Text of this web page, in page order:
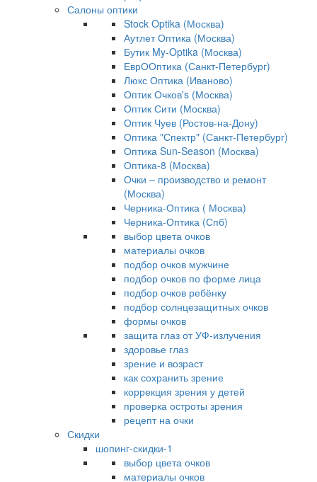
Салоны оптики
Stock Optika (Москва)
Аутлет Оптика (Москва)
Бутик My-Optika (Москва)
ЕврООптика (Санкт-Петербург)
Люкс Оптика (Иваново)
Оптик Очков's (Москва)
Оптик Сити (Москва)
Оптик Чуев (Ростов-на-Дону)
Оптика "Спектр" (Санкт-Петербург)
Оптика Sun-Season (Москва)
Оптика-8 (Москва)
Очки – производство и ремонт
(Москва)
Черника-Оптика ( Москва)
Черника-Оптика (Спб)
выбор цвета очков
материалы очков
подбор очков мужчине
подбор очков по форме лица
подбор очков ребёнку
подбор солнцезащитных очков
формы очков
защита глаз от УФ-излучения
здоровье глаз
зрение и возраст
как сохранить зрение
коррекция зрения у детей
проверка остроты зрения
рецепт на очки
Скидки
шопинг-скидки-1
выбор цвета очков
материалы очков